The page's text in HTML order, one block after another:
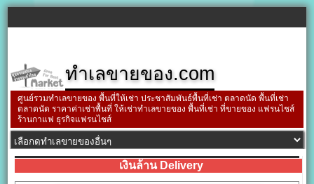
ทำเลขายของ.com
ศูนย์รวมทำเลขายของ พื้นที่ให้เช่า ประชาสัมพันธ์พื้นที่เช่า ตลาดนัด พื้นที่เช่า
ตลาดนัด ราคาค่าเช่าพื้นที่ ให้เช่าทำเลขายของ พื้นที่เช่า ที่ขายของ แฟรนไชส์
ร้านกาแฟ ธุรกิจแฟรนไชส์
เงินล้าน Delivery